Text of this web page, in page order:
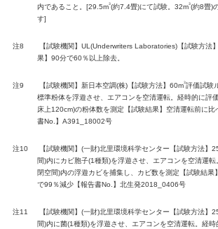
内であること。[29.5m3(約7.4畳)にて試験。32m3(約8畳)
す]
注8
【試験機関】UL(Underwriters Laboratories)【試験方法
果】90分で60％以上除去。
注9 【試験機関】新日本空調(株)【試験方法】60m3評価試験
標準粉体を浮遊させ、エアコンを空清運転。経時的に評
床上120cm)の粉体数を測定【試験結果】空清運転前に
書No.】A391_18002号
注10 【試験機関】(一財)北里環境科学センター【試験方法】
間)内にカビ胞子(1種類)を浮遊させ、エアコンを空清運
閉空間)内の浮遊カビを捕集し、カビ数を測定【試験結
で99％減少【報告書No.】北生発2018_0406号
注11 【試験機関】(一財)北里環境科学センター【試験方法】
間)内に菌(1種類)を浮遊させ、エアコンを空清運転。経